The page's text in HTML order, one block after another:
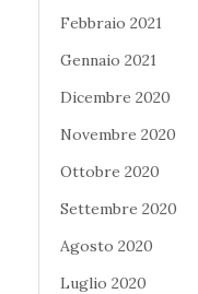
Febbraio 2021
Gennaio 2021
Dicembre 2020
Novembre 2020
Ottobre 2020
Settembre 2020
Agosto 2020
Luglio 2020